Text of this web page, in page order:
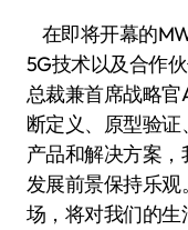
在即将开幕的
5G技术以及合作
总裁兼首席战略官
断定义、原型验证
产品和解决方案
发展前景保持乐
场，将对我们的